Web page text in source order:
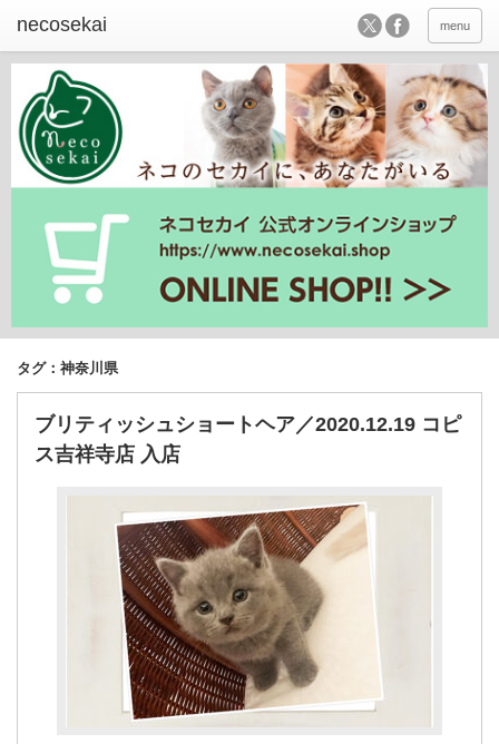
menu
タグ：神奈川県
ブリティッシュショートヘア／2020.12.19 コピ
ス吉祥寺店 入店